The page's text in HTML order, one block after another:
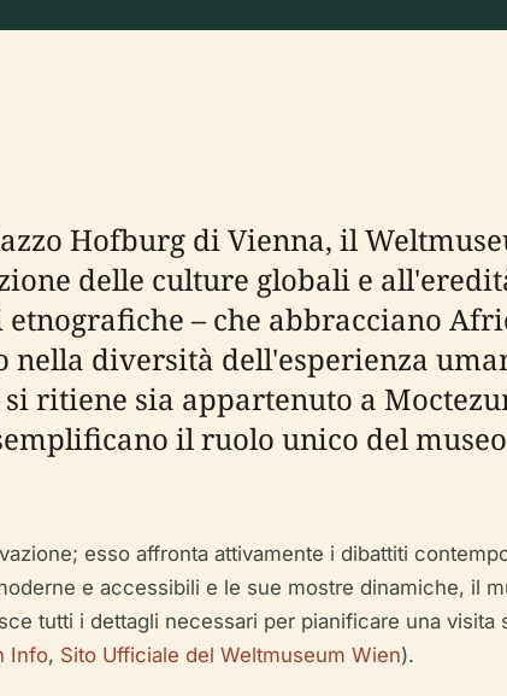
Hofburg di Vienna, il
delle culture globali e
– che abbracciano
diversità dell'esperienza
ritiene sia appartenuto a
il ruolo unico del
esso affronta attivamente i dibattiti
e accessibili e le sue mostre dinamiche, il
tutti i dettagli necessari per pianificare una visita
Info, Sito Ufficiale del Weltmuseum Wien).